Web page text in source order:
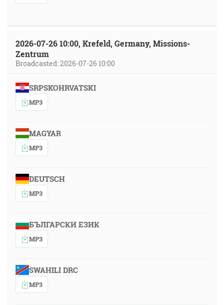
2026-07-26 10:00, Krefeld, Germany, Missions-
Zentrum
Broadcasted: 2026-07-26 10:00
SRPSKOHRVATSKI
MP3
MAGYAR
MP3
DEUTSCH
MP3
БЪЛГАРСКИ ЕЗИК
MP3
SWAHILI DRC
MP3